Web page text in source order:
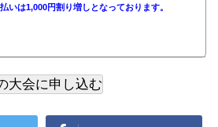
いは1,000円割り増しとなっております。